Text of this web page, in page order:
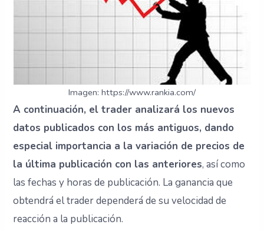
Imagen: https://www.rankia.com/
A continuación, el trader analizará los nuevos
datos publicados con los más antiguos, dando
especial importancia a la variación de precios de
la última publicación con las anteriores, así como
las fechas y horas de publicación. La ganancia que
obtendrá el trader dependerá de su velocidad de
reacción a la publicación.